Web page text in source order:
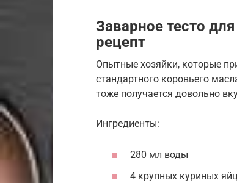
Заварное тесто
рецепт
Опытные хозяйки, которые
стандартного коровьего
тоже получается довольно
Ингредиенты:
280 мл воды
4 крупных куриных